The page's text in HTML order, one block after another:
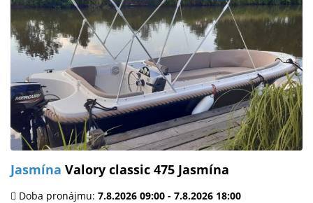
Jasmína Valory classic 475 Jasmína
Doba pronájmu: 7.8.2026 09:00 - 7.8.2026 18:00